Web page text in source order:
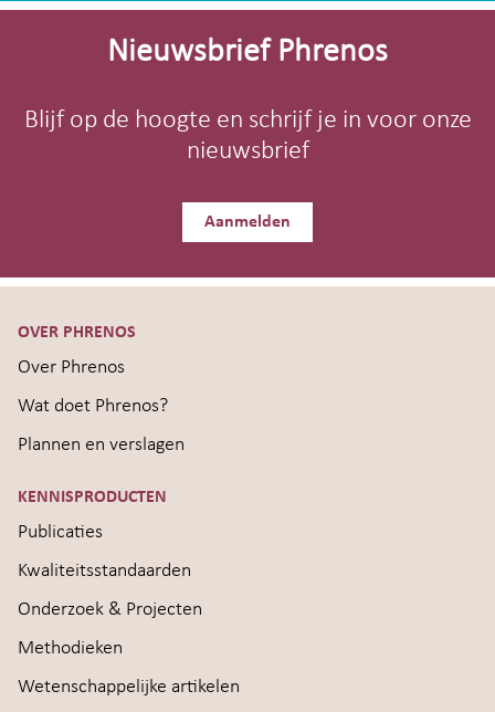
Site-
Nieuwsbrief Phrenos
Blijf op de hoogte en schrijf je in voor onze
nieuwsbrief
Aanmelden
OVER PHRENOS
Over Phrenos
Wat doet Phrenos?
Plannen en verslagen
KENNISPRODUCTEN
Publicaties
Kwaliteitsstandaarden
Onderzoek & Projecten
Methodieken
Wetenschappelijke artikelen